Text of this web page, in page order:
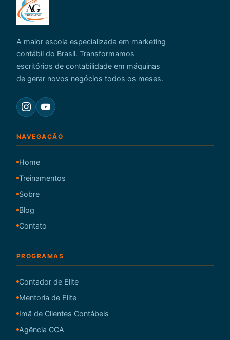
A maior escola especializada em marketing
contábil do Brasil. Transformamos
escritórios de contabilidade em máquinas
de gerar novos negócios todos os meses.
NAVEGAÇÃO
Home
Treinamentos
Sobre
Blog
Contato
PROGRAMAS
Contador de Elite
Mentoria de Elite
Imã de Clientes Contábeis
Agência CCA